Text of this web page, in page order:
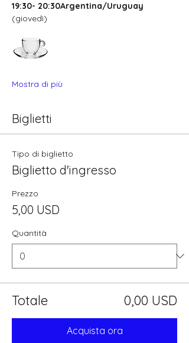
19:30- 20:30Argentina/Uruguay
(giovedì)
Mostra di più
Biglietti
Tipo di biglietto
Biglietto d'ingresso
Prezzo
5,00 USD
Quantità
Totale 0,00 USD
Acquista ora